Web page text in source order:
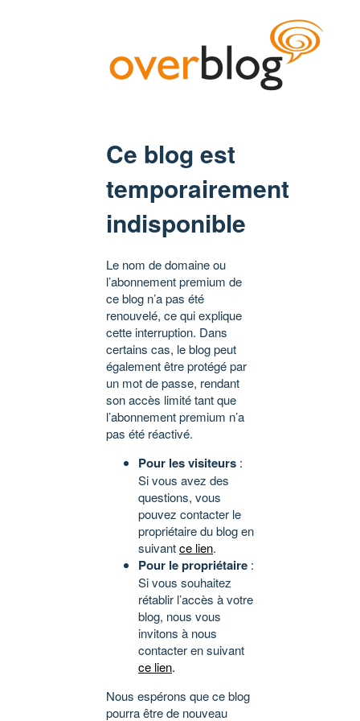
Ce blog est
temporairement
indisponible
Le nom de domaine ou
l’abonnement premium de
ce blog n’a pas été
renouvelé, ce qui explique
cette interruption. Dans
certains cas, le blog peut
également être protégé par
un mot de passe, rendant
son accès limité tant que
l’abonnement premium n’a
pas été réactivé.
Pour les visiteurs :
Si vous avez des
questions, vous
pouvez contacter le
propriétaire du blog en
suivantce lien.
Pour le propriétaire :
Si vous souhaitez
rétablir l’accès à votre
blog, nous vous
invitons à nous
contacter en suivant
ce lien.
Nous espérons que ce blog
pourra être de nouveau